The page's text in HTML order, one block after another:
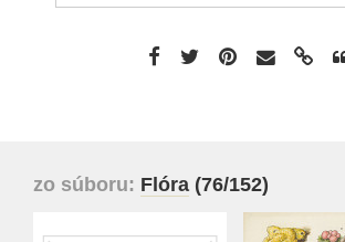
zo súboru: Flóra (76/152)